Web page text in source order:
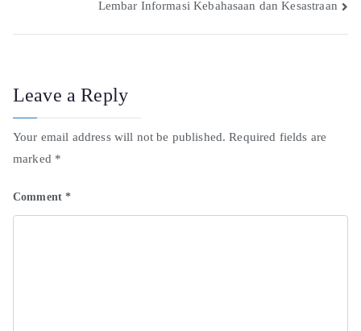
Lembar Informasi Kebahasaan dan Kesastraan
Leave a Reply
Your email address will not be published. Required fields are
marked *
Comment*